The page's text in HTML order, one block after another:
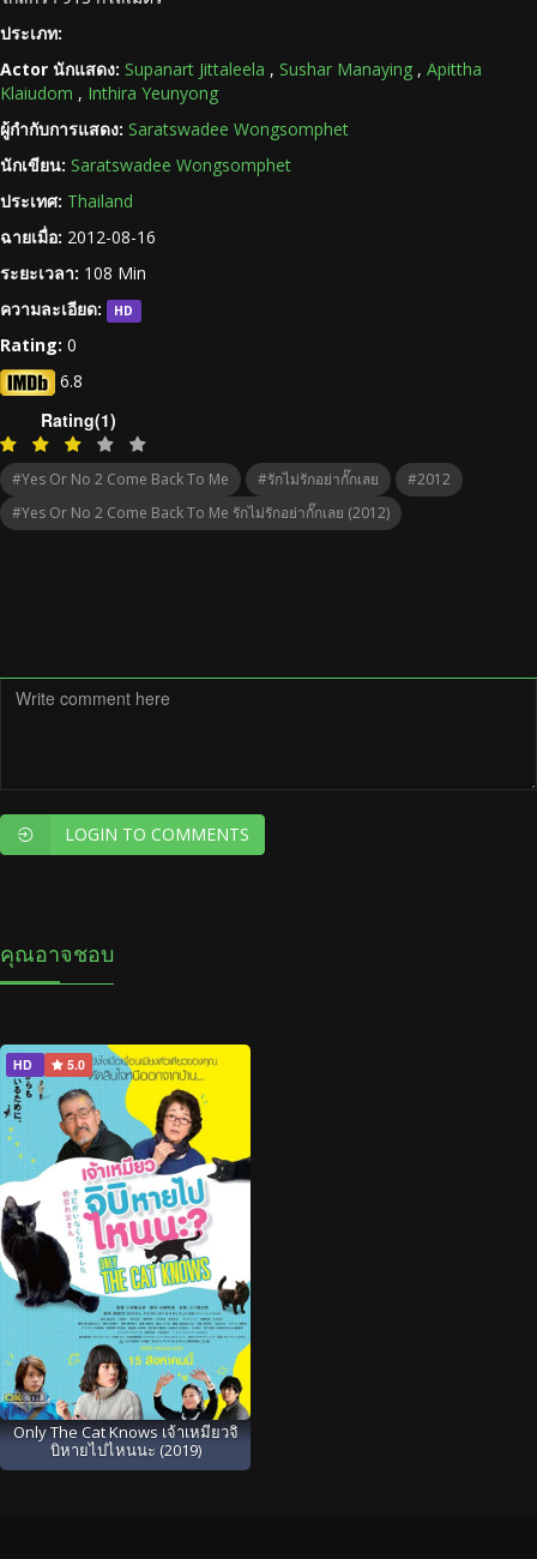
ประเภท:
Actor นักแสดง: Supanart Jittaleela , Sushar Manaying , Apittha
Klaiudom , Inthira Yeunyong
ผู้กำกับการแสดง: Saratswadee Wongsomphet
นักเขียน: Saratswadee Wongsomphet
ประเทศ: Thailand
ฉายเมื่อ: 2012-08-16
ระยะเวลา: 108 Min
ความละเอียด:
HD
Rating: 0
6.8
Rating(1)
#Yes Or No 2 Come Back To Me #รักไม่รักอย่ากั๊กเลย
#2012
#Yes Or No 2 Come Back To Me รักไม่รักอย่ากั๊กเลย (2012)
LOGIN TO COMMENTS
คุณอาจชอบ
HD 5.0
Only The Cat Knows เจ้าเหมียวจิ
บิหายไปไหนนะ (2019)